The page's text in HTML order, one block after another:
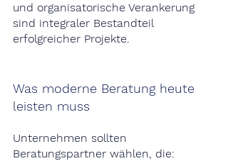
und organisatorische Verankerung
sind integraler Bestandteil
erfolgreicher Projekte.
Was moderne Beratung heute
leisten muss
Unternehmen sollten
Beratungspartner wählen, die: